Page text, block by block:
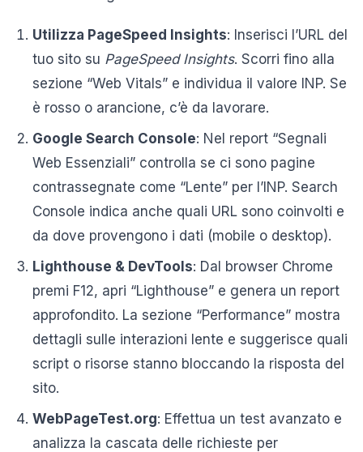
Utilizza PageSpeed Insights: Inserisci l’URL del
tuo sito su PageSpeed Insights. Scorri fino alla
sezione “Web Vitals” e individua il valore INP. Se
è rosso o arancione, c’è da lavorare.
Google Search Console: Nel report “Segnali
Web Essenziali” controlla se ci sono pagine
contrassegnate come “Lente” per l’INP. Search
Console indica anche quali URL sono coinvolti e
da dove provengono i dati (mobile o desktop).
Lighthouse & DevTools: Dal browser Chrome
premi F12, apri “Lighthouse” e genera un report
approfondito. La sezione “Performance” mostra
dettagli sulle interazioni lente e suggerisce quali
script o risorse stanno bloccando la risposta del
sito.
WebPageTest.org: Effettua un test avanzato e
analizza la cascata delle richieste per